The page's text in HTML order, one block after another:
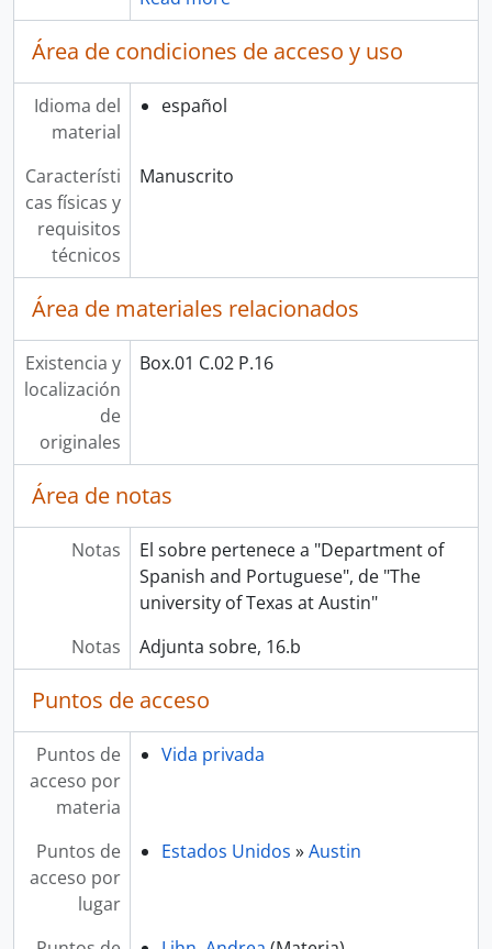
Área de condiciones de acceso y uso
Idioma del
material
español
Característi
cas físicas y
requisitos
técnicos
Manuscrito
Área de materiales relacionados
Existencia y
localización
de
originales
Box.01 C.02 P.16
Área de notas
Notas
El sobre pertenece a "Department of
Spanish and Portuguese", de "The
university of Texas at Austin"
Notas
Adjunta sobre, 16.b
Puntos de acceso
Puntos de
acceso por
materia
Vida privada
Puntos de
acceso por
lugar
Estados Unidos »Austin